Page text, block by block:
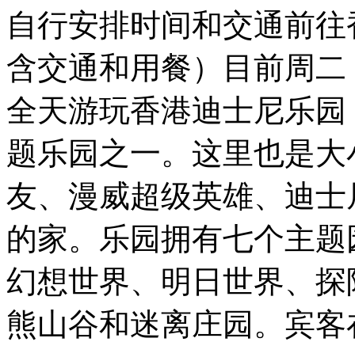
自行安排时间和交通前
含交通和用餐）目前周
全天游玩香港迪士尼乐
题乐园之一。这里也是
友、漫威超级英雄、迪
的家。乐园拥有七个主
幻想世界、明日世界、
熊山谷和迷离庄园。宾